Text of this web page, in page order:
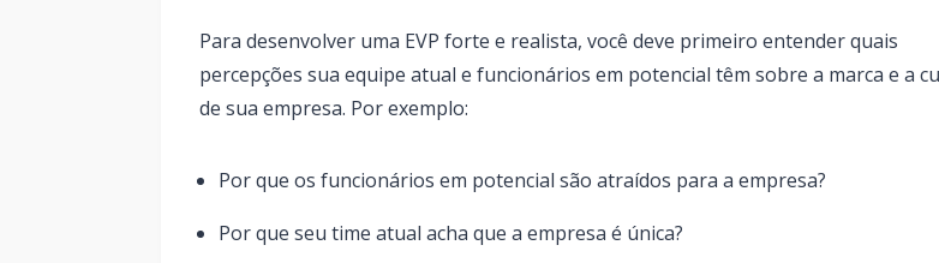
Para desenvolver uma EVP forte e realista, você deve primeiro entender quais
percepções sua equipe atual e funcionários em potencial têm sobre a marca e a
de sua empresa. Por exemplo:
Por que os funcionários em potencial são atraídos para a empresa?
Por que seu time atual acha que a empresa é única?